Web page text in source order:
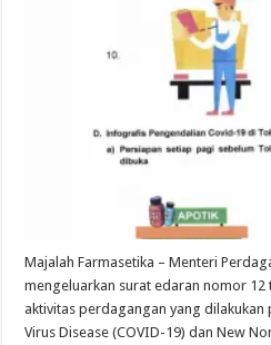
Majalah Farmasetika – Menteri
mengeluarkan surat edaran nomor 12
aktivitas perdagangan yang
Virus Disease (COVID-19) dan New